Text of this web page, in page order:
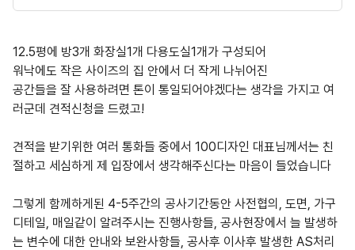
12.5평에 방3개 화장실1개 다용도실1개가 구성되어
워낙에도 작은 사이즈의 집 안에서 더 작게 나뉘어진
공간들을 잘 사용하려면 톤이 통일되어야겠다는 생각을 가지고 여
러군데 견적신청을 드렸고!
견적을 받기위한 여러 통화들 중에서 100디자인 대표님께서는 친
절하고 세심하게 제 입장에서 생각해주신다는 마음이 들었습니다
그렇게 함께하게된 4-5주간의 공사기간동안 사전협의, 도면, 가구
디테일, 매일같이 알려주시는 진행사항들, 공사현장에서 늘 발생하
는 변수에 대한 안내와 보완사항들, 공사후 이사후 발생한 AS처리